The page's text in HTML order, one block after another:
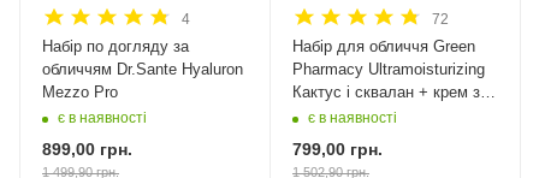
4
Набір по догляду за
обличчям Dr.Sante Hyaluron
Mezzo Pro
є в наявності
899,00 грн.
1 499,90грн.
72
Набір для обличчя Green
Рharmacy Ultramoisturizing
Кактус і сквалан + крем з
SPF 50
є в наявності
799,00 грн.
1 502,90грн.